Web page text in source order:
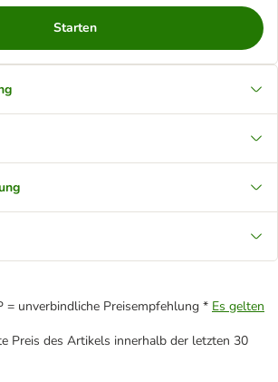
Starten
= unverbindliche Preisempfehlung * Es gelten
Preis des Artikels innerhalb der letzten 30